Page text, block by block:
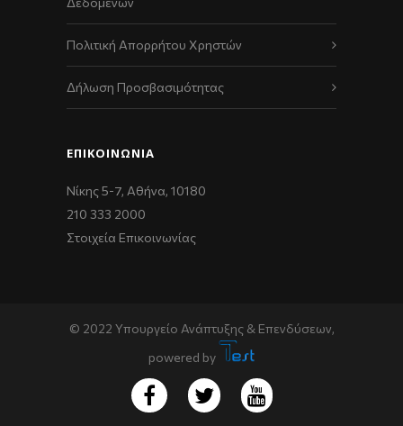
Πολιτική Απορρήτου Χρηστών
Δήλωση Προσβασιμότητας
ΕΠΙΚΟΙΝΩΝΊΑ
Νίκης 5-7, Αθήνα, 10180
210 333 2000
Στοιχεία Επικοινωνίας
© 2022 Υπουργείο Ανάπτυξης & Επενδύσεων,
powered by